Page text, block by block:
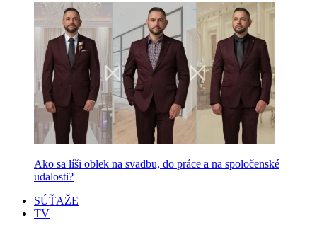
Ako sa líši oblek na svadbu, do práce a na spoločenské
udalosti?
SÚŤAŽE
TV